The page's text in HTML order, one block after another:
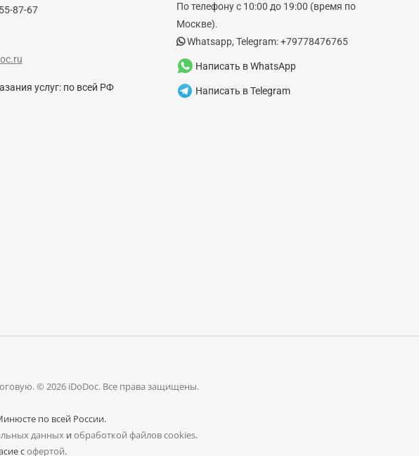
87-67
услуг: по всей РФ
По телефону с 10:00 до 19:00 (время по
Москве).
Whatsapp, Telegram: +79778476765
Написать в WhatsApp
Написать в Telegram
© 2026 iDoDoc. Все права защищены.
по всей России.
данных иобработкой файлов cookies.
софертой.